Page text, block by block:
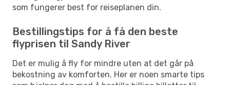
som fungerer best for reiseplanen din.
Bestillingstips for å få den beste
flyprisen til Sandy River
Det er mulig å fly for mindre uten at det går på
bekostning av komforten. Her er noen smarte tips